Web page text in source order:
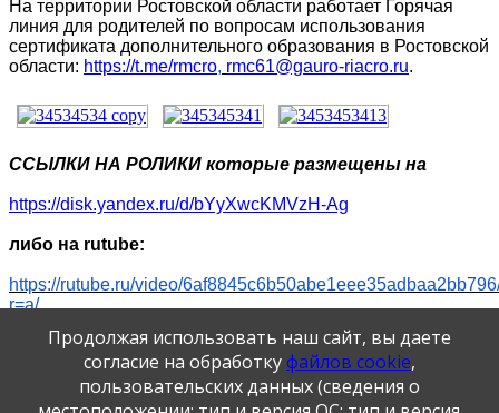
На территории Ростовской области работает Горячая
линия для родителей по вопросам использования
сертификата дополнительного образования в Ростовской
области: https://t.me/rmcro, rmc61@gauro-riacro.ru.
ССЫЛКИ НА РОЛИКИ которые размещены на
https://disk.yandex.ru/d/bYyXwcKMVzH-Ag
либо на rutube:
https://rutube.ru/video/6af8845c6b50abe1eee35adbaa2bb
r=a/
://rutube.ru/video /6dd1938eec 1792 cc
Продолжая использовать наш сайт, вы даете
согласие на обработкуфайлов cookie,
пользовательских данных (сведения о